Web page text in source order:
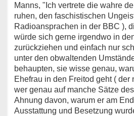
Manns, "Ich vertrete die wahre
ruhen, den faschistischen
Radioansprachen in der BBC ),
würde sich gerne irgendwo in
zurückziehen und einfach nur
unter den obwaltenden
behaupten, sie wisse genau,
Ehefrau in den Freitod geht (
wer genau auf manche Sätze
Ahnung davon, warum er am
Ausstattung und Besetzung